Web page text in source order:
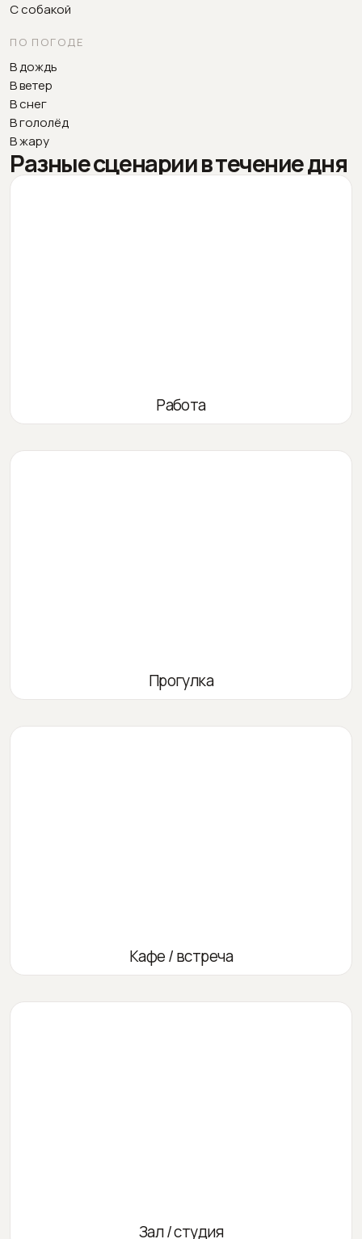
С собакой
ПО ПОГОДЕ
В дождь
В ветер
В снег
В гололёд
В жару
Разные сценарии в течение дня
Работа
Прогулка
Кафе / встреча
Зал / студия